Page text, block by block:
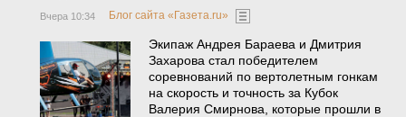
Вчера 10:34 Блог сайта «Газета.ru»
Экипаж Андрея Бараева и Дмитрия
Захарова стал победителем
соревнований по вертолетным гонкам
на скорость и точность за Кубок
Валерия Смирнова, которые прошли в